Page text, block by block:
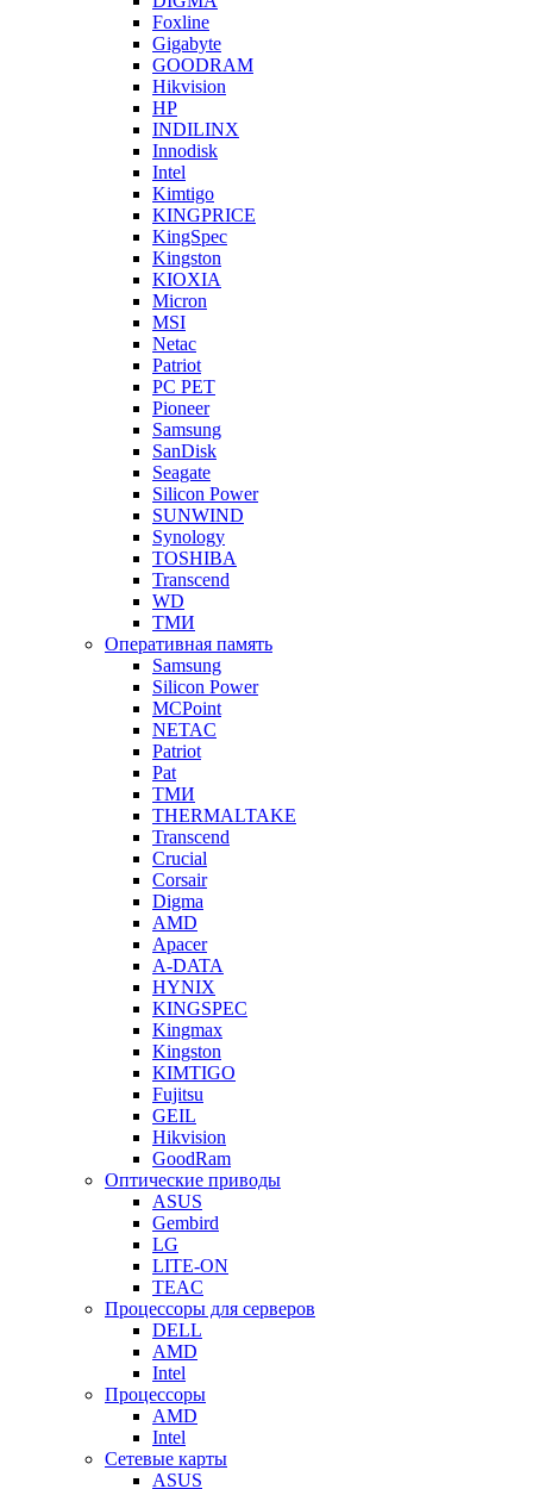
Foxline
Gigabyte
GOODRAM
Hikvision
HP
INDILINX
Innodisk
Intel
Kimtigo
KINGPRICE
KingSpec
Kingston
KIOXIA
Micron
MSI
Netac
Patriot
PC PET
Pioneer
Samsung
SanDisk
Seagate
Silicon Power
SUNWIND
Synology
TOSHIBA
Transcend
WD
ТМИ
Оперативная память
Samsung
Silicon Power
MCPoint
NETAC
Patriot
Pat
ТМИ
THERMALTAKE
Transcend
Crucial
Corsair
Digma
AMD
Apacer
A-DATA
HYNIX
KINGSPEC
Kingmax
Kingston
KIMTIGO
Fujitsu
GEIL
Hikvision
GoodRam
Оптические приводы
ASUS
Gembird
LG
LITE-ON
TEAC
Процессоры для серверов
DELL
AMD
Intel
Процессоры
AMD
Intel
Сетевые карты
ASUS